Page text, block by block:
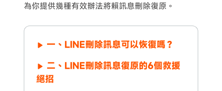
為你提供幾種有效辦法將賴訊息刪除復原。
一、LINE刪除訊息可以恢復嗎？
二、LINE刪除訊息復原的6個救援
絕招